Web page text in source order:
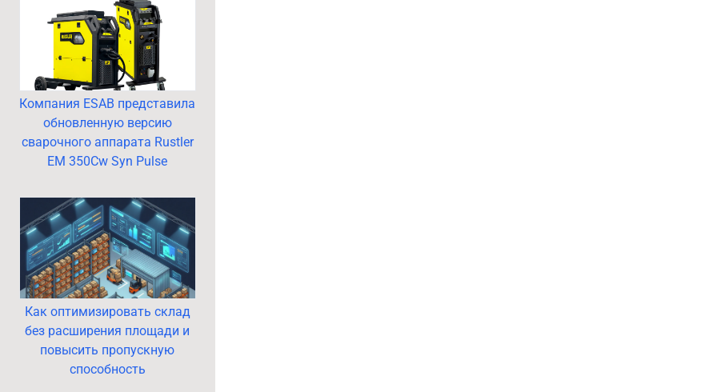
Компания ESAB представила
обновленную версию
сварочного аппарата Rustler
EM 350Cw Syn Pulse
Как оптимизировать склад
без расширения площади и
повысить пропускную
способность